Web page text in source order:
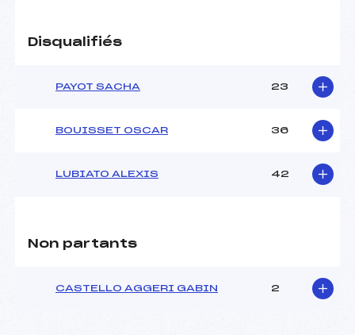
Disqualifiés
PAYOT SACHA 23
BOUISSET OSCAR 36
LUBIATO ALEXIS 42
Non partants
CASTELLO AGGERI GABIN 2